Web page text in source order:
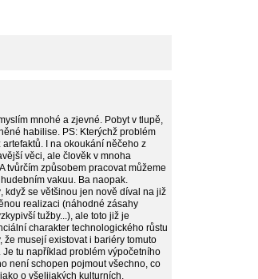
mnohé a zjevné. Pobyt v tlupě,
habilise. PS: Kterýchž problém
I na okoukání něčeho z
věci, ale člověk v mnoha
tvůrčím způsobem pracovat můžeme
vakuu. Ba naopak.
když se většinou jen nově díval na již
realizaci (náhodné zásahy
tužby...), ale toto již je
charakter technologického růstu
musejí existovat i bariéry tomuto
tu například problém výpočetního
není schopen pojmout všechno, co
o všelijakých kulturních,